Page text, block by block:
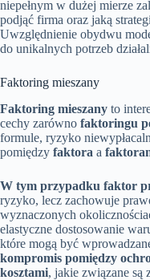
niepełnym w dużej mierze
podjąć firma oraz jaką
Uwzględnienie obydwu
do unikalnych potrzeb
Faktoring mieszany
Faktoring mieszany to
cechy zarówno faktoringu
formule, ryzyko
pomiędzy faktora a
W tym przypadku faktor
ryzyko, lecz zachowuje
wyznaczonych
elastyczne dostosowanie
które mogą być
kompromis pomiędzy
kosztami, jakie związane są